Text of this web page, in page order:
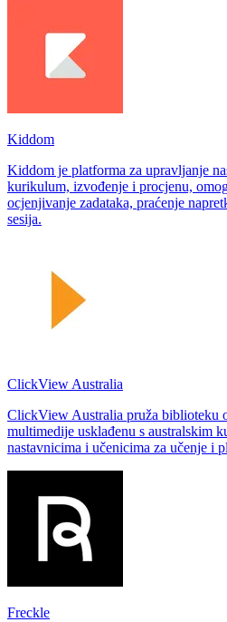
Kiddom
Kiddom je platforma za upravljanje
kurikulum, izvođenje i procjenu,
ocjenjivanje zadataka, praćenje
sesija.
ClickView Australia
ClickView Australia pruža biblioteku
multimedije usklađenu s australskim
nastavnicima i učenicima za učenje i
Freckle